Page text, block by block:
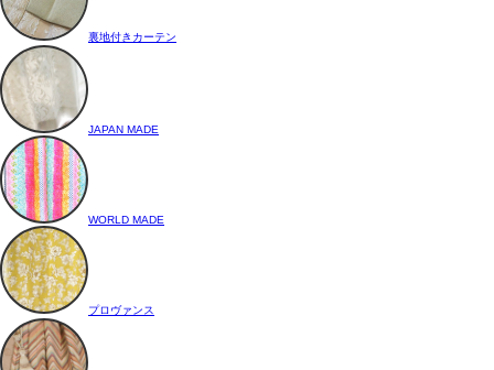
裏地付きカーテン
JAPAN MADE
WORLD MADE
プロヴァンス